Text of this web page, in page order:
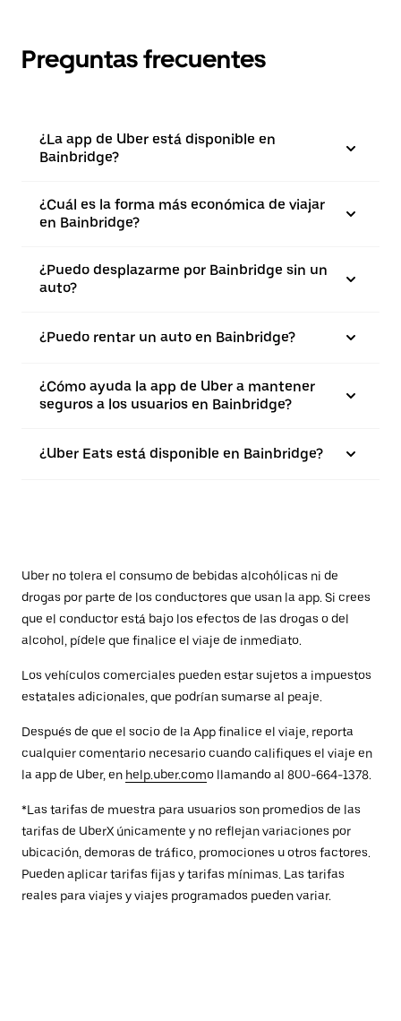
Preguntas frecuentes
¿La app de Uber está disponible en
Bainbridge?
¿Cuál es la forma más económica de viajar
en Bainbridge?
¿Puedo desplazarme por Bainbridge sin un
auto?
¿Puedo rentar un auto en Bainbridge?
¿Cómo ayuda la app de Uber a mantener
seguros a los usuarios en Bainbridge?
¿Uber Eats está disponible en Bainbridge?
Uber no tolera el consumo de bebidas alcohólicas ni de
drogas por parte de los conductores que usan la app. Si crees
que el conductor está bajo los efectos de las drogas o del
alcohol, pídele que finalice el viaje de inmediato.
Los vehículos comerciales pueden estar sujetos a impuestos
estatales adicionales, que podrían sumarse al peaje.
Después de que el socio de la App finalice el viaje, reporta
cualquier comentario necesario cuando califiques el viaje en
la app de Uber, en help.uber.como llamando al 800-664-1378.
*Las tarifas de muestra para usuarios son promedios de las
tarifas de UberX únicamente y no reflejan variaciones por
ubicación, demoras de tráfico, promociones u otros factores.
Pueden aplicar tarifas fijas y tarifas mínimas. Las tarifas
reales para viajes y viajes programados pueden variar.